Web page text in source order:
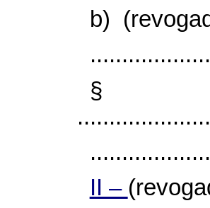
b)
II –